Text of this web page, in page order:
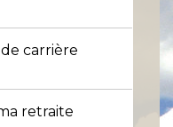
carrière
retraite